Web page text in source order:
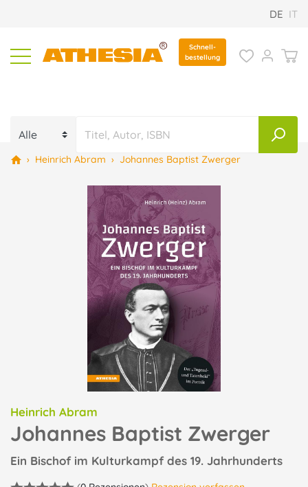
DE IT
Schnell-
bestellung
› Heinrich Abram › Johannes Baptist Zwerger
Heinrich Abram
Johannes Baptist Zwerger
Ein Bischof im Kulturkampf des 19. Jahrhunderts